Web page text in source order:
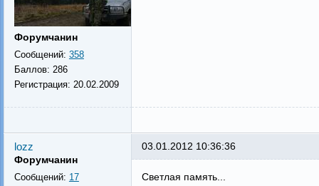
Форумчанин
Сообщений: 358
Баллов: 286
Регистрация: 20.02.2009
lozz
Форумчанин
Сообщений: 17
03.01.2012 10:36:36
Светлая память...